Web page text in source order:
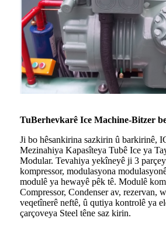
TuBerhevkarê Ice Machine-Bitzer
Ji bo hêsankirina sazkirin û barkirinê,
Mezinahiya Kapasîteya Tubê Ice ya
Modular. Tevahiya yekîneyê ji 3
kompressor, modulasyona
modulê ya hewayê pêk tê. Modulê
Compressor, Condenser av, rezervan,
veqetînerê neftê, û qutiya kontrolê ya
çarçoveya Steel têne saz kirin.